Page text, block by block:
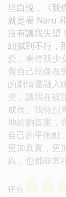
坦白說，《我
就是看 Naru
沒有讓我失望
細膩到不行，
愛，看得我少
覺自己就像在
的劇情還融入
突，讓我在被
成長。我特別
地給齣答案，
自己的平衡點
更加真實，更
典，也都非常
评分 ☆☆